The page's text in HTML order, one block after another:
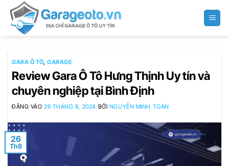
qua
GARA Ô TÔ,GARAGE
Review Gara Ô Tô Hưng Thịnh Uy tín và
chuyên nghiệp tại Bình Định
ĐĂNG VÀO26 THÁNG 8, 2024 BỞI NGUYỄN MINH TOÀN
26
Th8